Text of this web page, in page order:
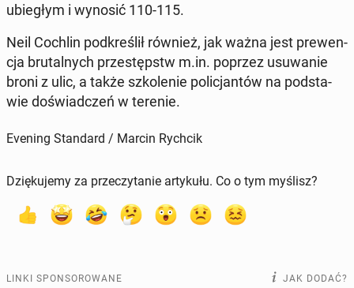
ubie­głym i wynosić 110-115.
Neil Cochlin pod­kre­ślił również, jak ważna jest pre­wen­
cja bru­tal­nych prze­stępstw m.in. poprzez usu­wa­nie
broni z ulic, a także szko­le­nie po­li­cjan­tów na pod­sta­
wie do­świad­czeń w terenie.
Evening Standard / Marcin Rychcik
Dziękujemy za przeczytanie artykułu. Co o tym myślisz?
LINKI SPONSOROWANE JAK DODAĆ?